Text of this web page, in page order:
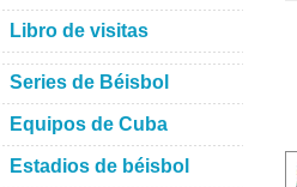
Libro de visitas
Series de Béisbol
Equipos de Cuba
Estadios de béisbol